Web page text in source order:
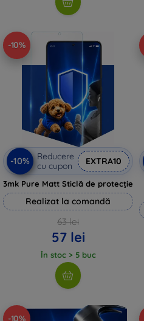
-10%
-10%
Reducere
cu cupon
EXTRA10
3mk Pure Matt Sticlă de protecție
Realizat la comandă
63 lei
57 lei
În stoc > 5 buc
-10%